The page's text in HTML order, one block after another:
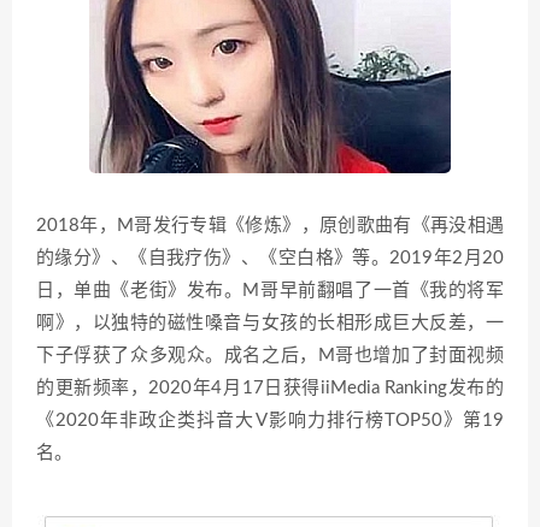
2018年，M哥发行专辑《修炼》，原创歌曲有《再没相遇
的缘分》、《自我疗伤》、《空白格》等。2019年2月20
日，单曲《老街》发布。M哥早前翻唱了一首《我的将军
啊》，以独特的磁性嗓音与女孩的长相形成巨大反差，一
下子俘获了众多观众。成名之后，M哥也增加了封面视频
的更新频率，2020年4月17日获得iiMedia Ranking发布的
《2020年非政企类抖音大V影响力排行榜TOP50》第19
名。